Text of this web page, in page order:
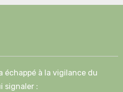
échappé à la vigilance du
signaler :